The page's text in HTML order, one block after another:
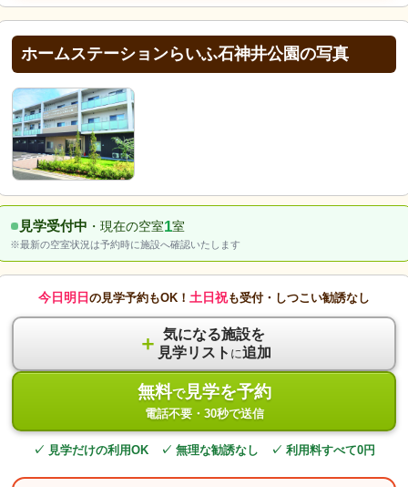
ホームステーションらいふ石神井公園の写真
見学受付中 ・現在の空室1室
※最新の空室状況は予約時に施設へ確認いたします
今日明日 の見学予約もOK！ 土日祝も受付・しつこい勧誘なし
＋ 気になる施設を
見学リスト に追加
無料で見学を予約
電話不要・30秒で送信
✓ 見学だけの利用OK ✓ 無理な勧誘なし ✓ 利用料すべて0円